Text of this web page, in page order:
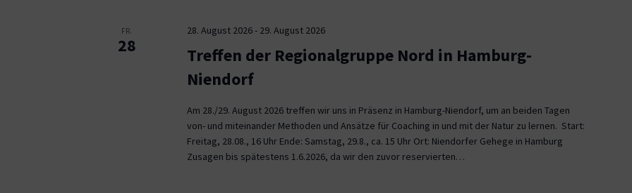
FR.
28
28. August 2026- 29. August 2026
Treffen der Regionalgruppe Nord in Hamburg-
Niendorf
Am 28./29. August 2026 treffen wir uns in Präsenz in Hamburg-Niendorf, um an beiden Tagen
von- und miteinander Methoden und Ansätze für Coaching in und mit der Natur zu lernen. Start:
Freitag, 28.08., 16 Uhr Ende: Samstag, 29.8., ca. 15 Uhr Ort: Niendorfer Gehege in Hamburg
Zusagen bis spätestens 1.6.2026, da wir den zuvor reservierten…